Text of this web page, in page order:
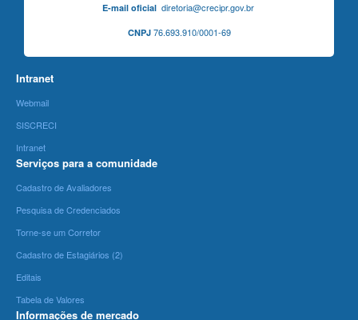
E-mail oficialdiretoria@crecipr.gov.br
CNPJ76.693.910/0001-69
Intranet
Webmail
SISCRECI
Intranet
Serviços para a comunidade
Cadastro de Avaliadores
Pesquisa de Credenciados
Torne-se um Corretor
Cadastro de Estagiários (2)
Editais
Tabela de Valores
Informações de mercado